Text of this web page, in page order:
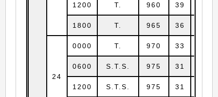
1200 T. 960 39
1800 T. 965 36
24
0000 T. 970 33
0600 S.T.S. 975 31
1200 S.T.S. 975 31